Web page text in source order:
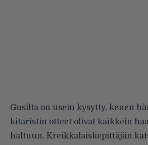
Gusilta on usein kysytty, kenen
kitaristin otteet olivat kaikkein
haltuun. Kreikkalaiskepittäjän